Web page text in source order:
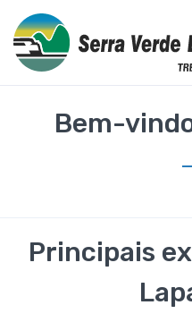
Bem-
Principais